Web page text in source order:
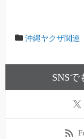
沖縄ヤクザ関連
SNSで